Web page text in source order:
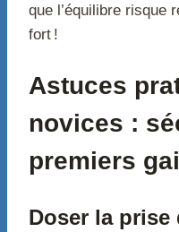
que l’équilibre risque
fort !
Astuces
novices :
premiers
Doser la prise